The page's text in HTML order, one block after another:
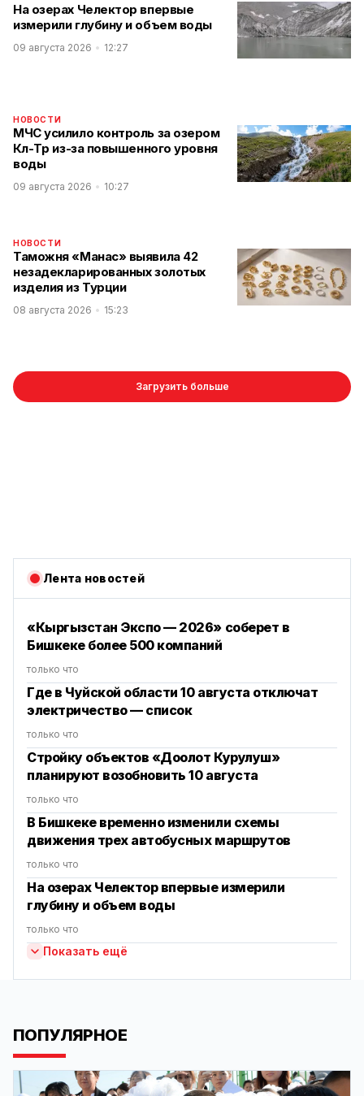
На озерах Челектор впервые
измерили глубину и объем воды
09 августа 2026 12:27
НОВОСТИ
МЧС усилило контроль за озером
Көл-Төр из-за повышенного уровня
воды
09 августа 2026 10:27
НОВОСТИ
Таможня «Манас» выявила 42
незадекларированных золотых
изделия из Турции
08 августа 2026 15:23
Загрузить больше
Лента новостей
«Кыргызстан Экспо — 2026» соберет в
Бишкеке более 500 компаний
только что
Где в Чуйской области 10 августа отключат
электричество — список
только что
Стройку объектов «Доолот Курулуш»
планируют возобновить 10 августа
только что
В Бишкеке временно изменили схемы
движения трех автобусных маршрутов
только что
На озерах Челектор впервые измерили
глубину и объем воды
только что
Показать ещё
ПОПУЛЯРНОЕ